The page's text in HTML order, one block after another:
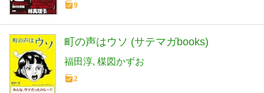
9
町の声はウソ (サテマガbooks)
福田淳 楳図かずお
2